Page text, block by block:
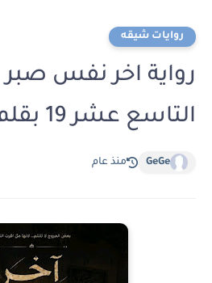
روايات شيقه
رواية اخر نفس
التاسع عشر 19 بقلم حنين عادل
GeGe منذ عام